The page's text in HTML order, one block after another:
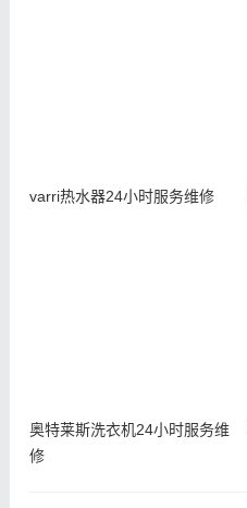
varri热水器24小时服务维修
奥特莱斯洗衣机24小时服务维
修